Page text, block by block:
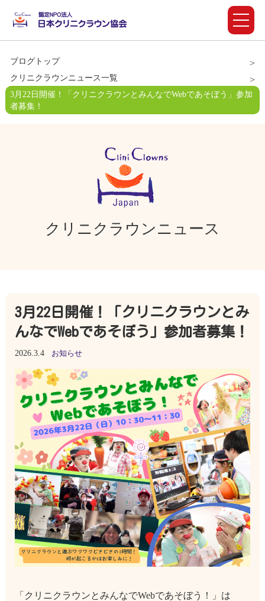
ブログトップ
クリニクラウンニュース一覧
3月22日開催！「クリニクラウンとみんなでWebであそぼう」参加
者募集！
クリニクラウンニュース
3月22日開催！「クリニクラウンとみ
んなでWebであそぼう」参加者募集！
2026.3.4 お知らせ
「クリニクラウンとみんなでWebであそぼう！」は